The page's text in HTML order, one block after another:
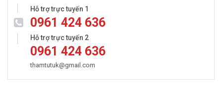
Hỗ trợ trực tuyến 1
0961 424 636
Hỗ trợ trực tuyến 2
0961 424 636
thamtutuk@gmail.com